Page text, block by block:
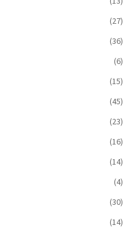
(27)
(36)
(6)
(15)
(45)
(23)
(16)
(14)
(4)
(30)
(14)